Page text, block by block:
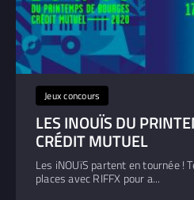
Jeux concours
LES INOUÏS DU
CRÉDIT MUTUEL
Les iNOUïS partent en tournée !
places avec RIFFX pour a...